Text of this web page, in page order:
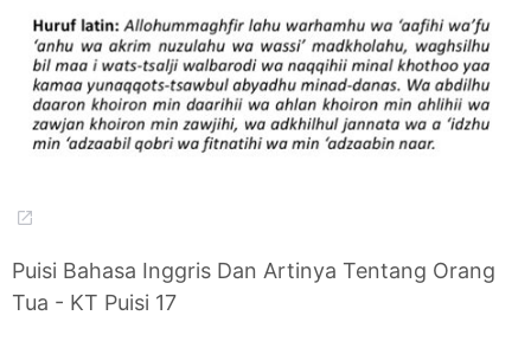
Puisi Bahasa Inggris Dan Artinya Tentang Orang
Tua - KT Puisi 17